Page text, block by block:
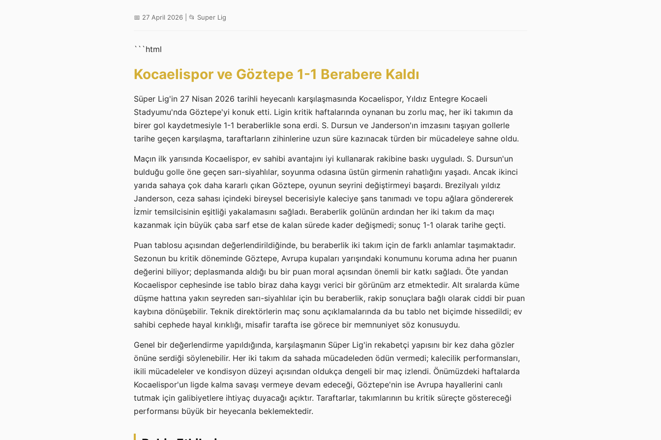
📅 27 April 2026 | 📂 Super Lig
```html
Kocaelispor ve Göztepe 1-1 Berabere Kaldı
Süper Lig'in 27 Nisan 2026 tarihli heyecanlı karşılaşmasında Kocaelispor, Yıldız Entegre Kocaeli
Stadyumu'nda Göztepe'yi konuk etti. Ligin kritik haftalarında oynanan bu zorlu maç, her iki takımın da
birer gol kaydetmesiyle 1-1 beraberlikle sona erdi. S. Dursun ve Janderson'ın imzasını taşıyan gollerle
tarihe geçen karşılaşma, taraftarların zihinlerine uzun süre kazınacak türden bir mücadeleye sahne oldu.
Maçın ilk yarısında Kocaelispor, ev sahibi avantajını iyi kullanarak rakibine baskı uyguladı. S. Dursun'un
bulduğu golle öne geçen sarı-siyahlılar, soyunma odasına üstün girmenin rahatlığını yaşadı. Ancak ikinci
yarıda sahaya çok daha kararlı çıkan Göztepe, oyunun seyrini değiştirmeyi başardı. Brezilyalı yıldız
Janderson, ceza sahası içindeki bireysel becerisiyle kaleciye şans tanımadı ve topu ağlara göndererek
İzmir temsilcisinin eşitliği yakalamasını sağladı. Beraberlik golünün ardından her iki takım da maçı
kazanmak için büyük çaba sarf etse de kalan sürede kader değişmedi; sonuç 1-1 olarak tarihe geçti.
Puan tablosu açısından değerlendirildiğinde, bu beraberlik iki takım için de farklı anlamlar taşımaktadır.
Sezonun bu kritik döneminde Göztepe, Avrupa kupaları yarışındaki konumunu koruma adına her puanın
değerini biliyor; deplasmanda aldığı bu bir puan moral açısından önemli bir katkı sağladı. Öte yandan
Kocaelispor cephesinde ise tablo biraz daha kaygı verici bir görünüm arz etmektedir. Alt sıralarda küme
düşme hattına yakın seyreden sarı-siyahlılar için bu beraberlik, rakip sonuçlara bağlı olarak ciddi bir puan
kaybına dönüşebilir. Teknik direktörlerin maç sonu açıklamalarında da bu tablo net biçimde hissedildi; ev
sahibi cephede hayal kırıklığı, misafir tarafta ise görece bir memnuniyet söz konusuydu.
Genel bir değerlendirme yapıldığında, karşılaşmanın Süper Lig'in rekabetçi yapısını bir kez daha gözler
önüne serdiği söylenebilir. Her iki takım da sahada mücadeleden ödün vermedi; kalecilik performansları,
ikili mücadeleler ve kondisyon düzeyi açısından oldukça dengeli bir maç izlendi. Önümüzdeki haftalarda
Kocaelispor'un ligde kalma savaşı vermeye devam edeceği, Göztepe'nin ise Avrupa hayallerini canlı
tutmak için galibiyetlere ihtiyaç duyacağı açıktır. Taraftarlar, takımlarının bu kritik süreçte göstereceği
performansı büyük bir heyecanla beklemektedir.